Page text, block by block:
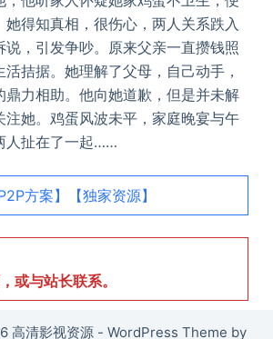
她得知真相，很伤心，两人关系跌入
说，引发争吵。原来父亲一直攒钱照
拮据。她理解了父母，自己动手，
鼎力相助。他向她道歉，但是并未解
注她。鸡蛋风波未平，家庭晚宴与午
人扯在了一起……
P2P方案】【独家资源】
或与站长联系。
高清影视资源 - WordPress Theme by